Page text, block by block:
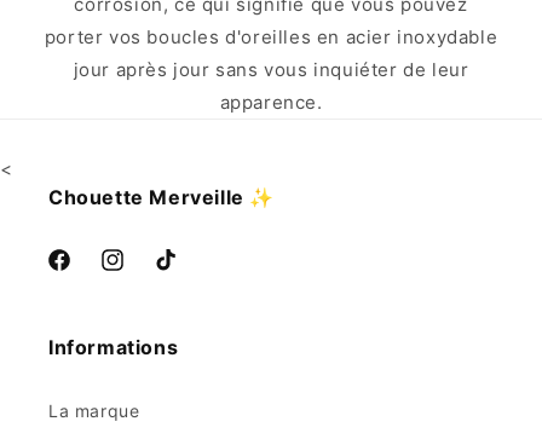
porter vos boucles d'oreilles en acier inoxydable
jour après jour sans vous inquiéter de leur
apparence.
<
Chouette Merveille ✨
FacebookInstagramTikTok
Informations
La marque